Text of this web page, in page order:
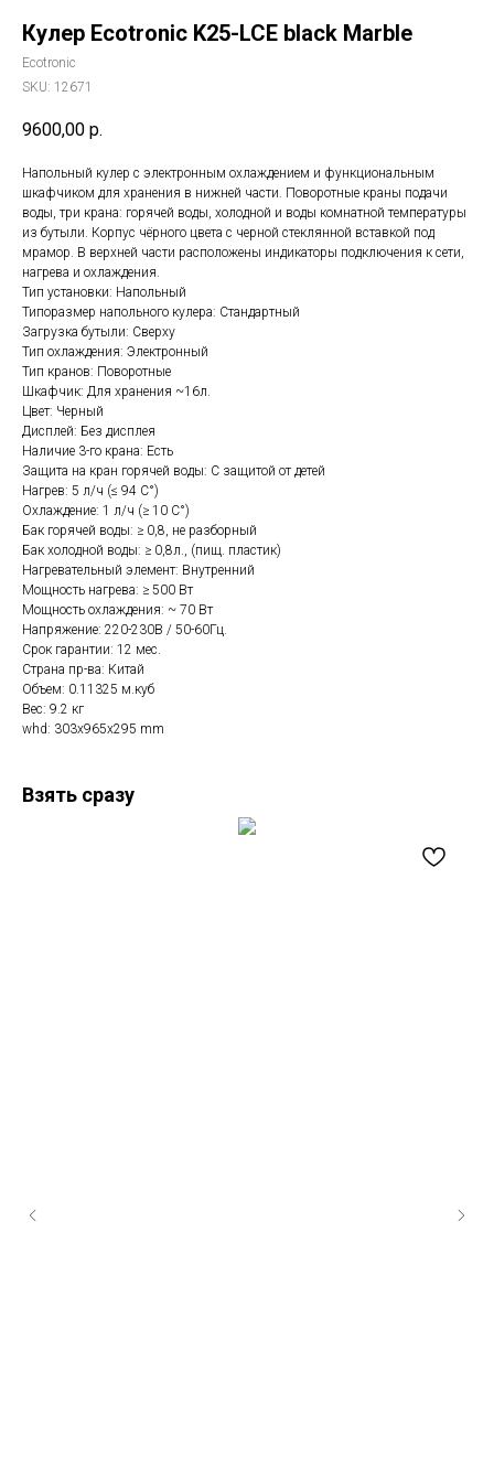
Кулер Ecotronic K25-LCE black Marble
Ecotronic
SKU: 12671
9600,00 р.
Напольный кулер с электронным охлаждением и функциональным
шкафчиком для хранения в нижней части. Поворотные краны подачи
воды, три крана: горячей воды, холодной и воды комнатной температуры
из бутыли. Корпус чёрного цвета с черной стеклянной вставкой под
мрамор. В верхней части расположены индикаторы подключения к сети,
нагрева и охлаждения.
Тип установки: Напольный
Типоразмер напольного кулера: Стандартный
Загрузка бутыли: Сверху
Тип охлаждения: Электронный
Тип кранов: Поворотные
Шкафчик: Для хранения ~16л.
Цвет: Черный
Дисплей: Без дисплея
Наличие 3-го крана: Есть
Защита на кран горячей воды: С защитой от детей
Нагрев: 5 л/ч (≤ 94 C°)
Охлаждение: 1 л/ч (≥ 10 C°)
Бак горячей воды: ≥ 0,8, не разборный
Бак холодной воды: ≥ 0,8л., (пищ. пластик)
Нагревательный элемент: Внутренний
Мощность нагрева: ≥ 500 Вт
Мощность охлаждения: ~ 70 Вт
Напряжение: 220-230В / 50-60Гц.
Срок гарантии: 12 мес.
Страна пр-ва: Китай
Объем: 0.11325 м.куб
Вес: 9.2 кг
whd: 303x965x295 mm
Взять сразу